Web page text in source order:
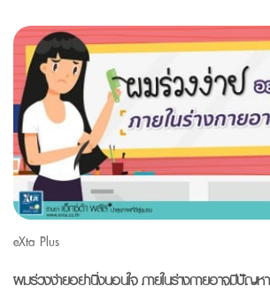
eXta Plus
ผมร่วงง่ายอย่านิ่งนอนใจ ภายในร่างกายอาจมีปัญหา